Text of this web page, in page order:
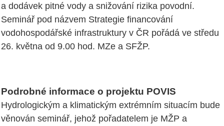
a dodávek pitné vody a snižování rizika povodní.
Seminář pod názvem Strategie financování
vodohospodářské infrastruktury v ČR pořádá ve středu
26. května od 9.00 hod. MZe a SFŽP.
Podrobné informace o projektu POVIS
Hydrologickým a klimatickým extrémním situacím bude
věnován seminář, jehož pořadatelem je MŽP a